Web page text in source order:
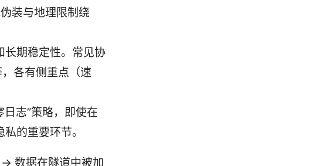
装与地理限制绕
长期稳定性。常见协
各有侧重点（速
志”策略，即使在
的重要环节。
数据在隧道中被加